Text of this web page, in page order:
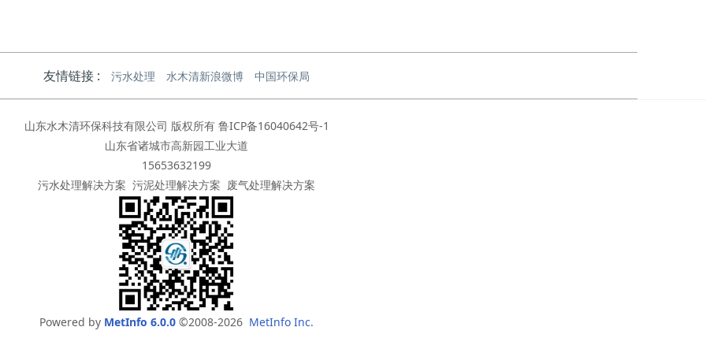
友情链接 : 污水处理 水木清新浪微博 中国环保局
山东水木清环保科技有限公司 版权所有 鲁ICP备16040642号-1
山东省诸城市高新园工业大道
15653632199
污水处理解决方案 污泥处理解决方案 废气处理解决方案
Powered by MetInfo 6.0.0 ©2008-2026 MetInfo Inc.